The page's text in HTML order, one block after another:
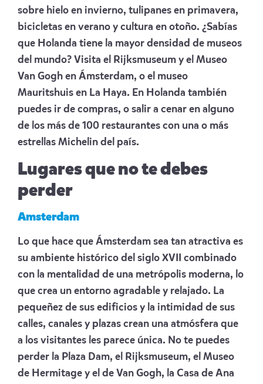
sobre hielo en invierno, tulipanes en primavera,
bicicletas en verano y cultura en otoño. ¿Sabías
que Holanda tiene la mayor densidad de museos
del mundo? Visita el Rijksmuseum y el Museo
Van Gogh en Ámsterdam, o el museo
Mauritshuis en La Haya. En Holanda también
puedes ir de compras, o salir a cenar en alguno
de los más de 100 restaurantes con una o más
estrellas Michelin del país.
Lugares que no te debes
perder
Amsterdam
Lo que hace que Ámsterdam sea tan atractiva es
su ambiente histórico del siglo XVII combinado
con la mentalidad de una metrópolis moderna, lo
que crea un entorno agradable y relajado. La
pequeñez de sus edificios y la intimidad de sus
calles, canales y plazas crean una atmósfera que
a los visitantes les parece única. No te puedes
perder la Plaza Dam, el Rijksmuseum, el Museo
de Hermitage y el de Van Gogh, la Casa de Ana